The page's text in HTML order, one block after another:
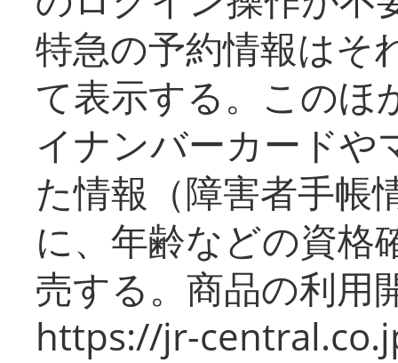
特急の予約情報はそ
て表示する。このほ
イナンバーカードや
た情報（障害者手帳
に、年齢などの資格
売する。商品の利用
https://jr-